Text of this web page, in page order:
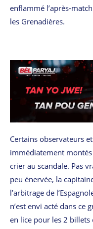
enflammé l’après-
les Grenadières.
Certains observateurs
immédiatement
crier au scandale. Pas
peu énervée, la
l’arbitrage de
n’est envi acté dans ce
en lice pour les 2